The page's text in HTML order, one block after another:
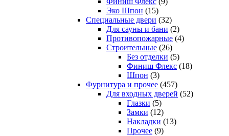
Эко Шпон (15)
Специальные двери (32)
Для сауны и бани (2)
Противопожарные (4)
Строительные (26)
Без отделки (5)
Финиш Флекс (18)
Шпон (3)
Фурнитура и прочее (457)
Для входных дверей (52)
Глазки (5)
Замки (12)
Накладки (13)
Прочее (9)